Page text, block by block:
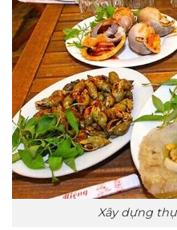
Xây dựng